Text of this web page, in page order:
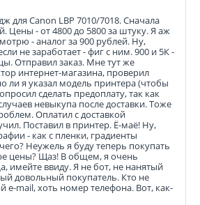
для Canon LBP 7010/7018. Сначала
Цены - от 4800 до 5800 за штуку. Я аж
- аналог за 900 рублей. Ну,
не заработает - фиг с ним. 900 и 5К -
Отправил заказ. Мне тут же
интернет-магазина, проверил
ли я указал модель принтера (чтобы
сделать предоплату, так как
невыкупа после доставки. Тоже
Оплатил с доставкой
Поставил в принтер. Ё-маё! Ну,
- как с пленки, градиенты
Неужель я буду теперь покупать
цены? Щаз! В общем, я очень
имейте ввиду. Я не бот, не нанятый
довольный покупатель. Кто не
e-mail, хоть номер телефона. Вот, как-